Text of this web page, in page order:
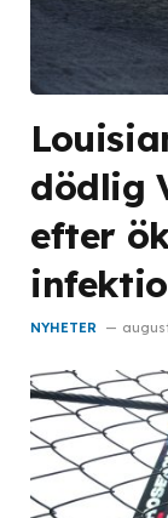
dödlig
efter
NYHETER